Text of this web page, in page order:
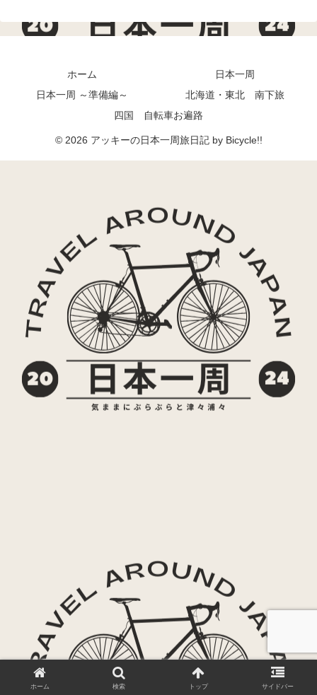
ホーム
日本一周
日本一周 ～準備編～
北海道・東北 南下旅
四国 自転車お遍路
© 2026 アッキーの日本一周旅日記 by Bicycle!!
ホーム 検索 トップ サイドバー